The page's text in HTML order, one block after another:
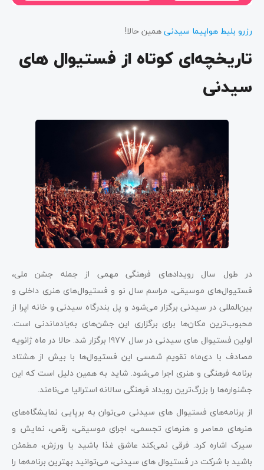
رزرو بلیط هواپیما سیدنیهمین حالا!
تاریخچه‌ای کوتاه از فستیوال های
سیدنی
در طول سال رویدادهای فرهنگی مهمی از جمله جشن‌ ملی،
فستیوال‌های موسیقی، مراسم سال نو و فستیوال‌های هنری داخلی و
بین‌المللی در سیدنی برگزار می‌شود و پل بندرگاه سیدنی و خانه اپرا از
محبوب‌ترین مکان‌ها برای برگزاری این جشن‌های به‌یادماندنی است.
اولین فستیوال‌ های سیدنی در سال ۱۹۷۷ برگزار شد. حالا در ماه ژانویه
مصادف با دی‌ماه تقویم شمسی این فستیوال‌ها با بیش از هشتاد
برنامه فرهنگی و هنری اجرا می‌شود. شاید به همین دلیل است که این
جشنواره‌ها را بزرگ‌ترین رویداد فرهنگی سالانه استرالیا می‌نامند.
از برنامه‌های فستیوال های سیدنی می‌توان به برپایی نمایشگاه‌های
هنرهای معاصر و هنرهای تجسمی، اجرای موسیقی، رقص، نمایش و
سیرک اشاره کرد. فرقی نمی‌کند عاشق غذا باشید یا ورزش، مطمئن
باشید با شرکت در فستیوال های سیدنی، می‌توانید بهترین برنامه‌ها را